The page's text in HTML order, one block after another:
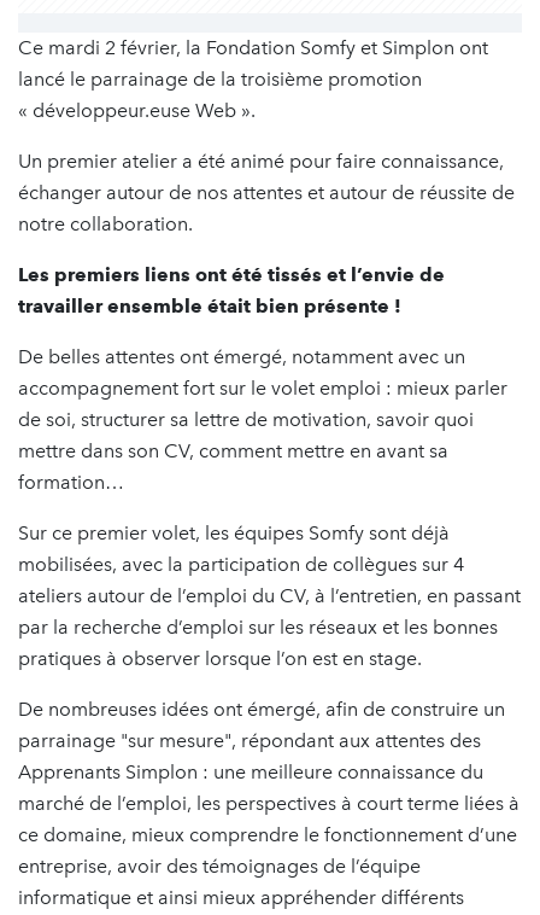
Ce mardi 2 février, la Fondation Somfy et Simplon ont
lancé le parrainage de la troisième promotion
« développeur.euse Web ».
Un premier atelier a été animé pour faire connaissance,
échanger autour de nos attentes et autour de réussite de
notre collaboration.
Les premiers liens ont été tissés et l’envie de
travailler ensemble était bien présente !
De belles attentes ont émergé, notamment avec un
accompagnement fort sur le volet emploi : mieux parler
de soi, structurer sa lettre de motivation, savoir quoi
mettre dans son CV, comment mettre en avant sa
formation…
Sur ce premier volet, les équipes Somfy sont déjà
mobilisées, avec la participation de collègues sur 4
ateliers autour de l’emploi du CV, à l’entretien, en passant
par la recherche d’emploi sur les réseaux et les bonnes
pratiques à observer lorsque l’on est en stage.
De nombreuses idées ont émergé, afin de construire un
parrainage "sur mesure", répondant aux attentes des
Apprenants Simplon : une meilleure connaissance du
marché de l’emploi, les perspectives à court terme liées à
ce domaine, mieux comprendre le fonctionnement d’une
entreprise, avoir des témoignages de l’équipe
informatique et ainsi mieux appréhender différents